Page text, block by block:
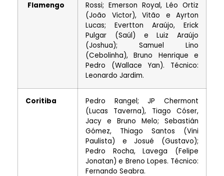
Flamengo
Rossi; Emerson Royal, Léo Ortiz
(João Victor), Vitão e Ayrton
Lucas; Evertton Araújo, Erick
Pulgar (Saúl) e Luiz Araújo
(Joshua); Samuel Lino
(Cebolinha), Bruno Henrique e
Pedro (Wallace Yan). Técnico:
Leonardo Jardim.
Coritiba
Pedro Rangel; JP Chermont
(Lucas Taverna), Tiago Cóser,
Jacy e Bruno Melo; Sebastián
Gómez, Thiago Santos (Vini
Paulista) e Josué (Gustavo);
Pedro Rocha, Lavega (Felipe
Jonatan) e Breno Lopes. Técnico:
Fernando Seabra.